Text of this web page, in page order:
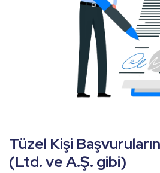
Tüzel Kişi
(Ltd. ve A.Ş. gibi)